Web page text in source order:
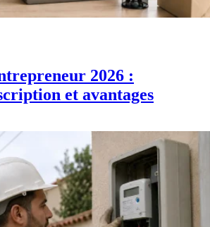
2026 :
et avantages